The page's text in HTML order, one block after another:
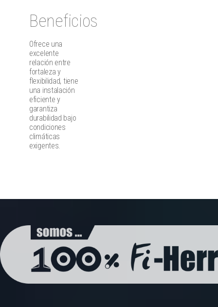
Beneficios
Ofrece una
excelente
relación entre
fortaleza y
flexibilidad, tiene
una instalación
eficiente y
garantiza
durabilidad bajo
condiciones
climáticas
exigentes.